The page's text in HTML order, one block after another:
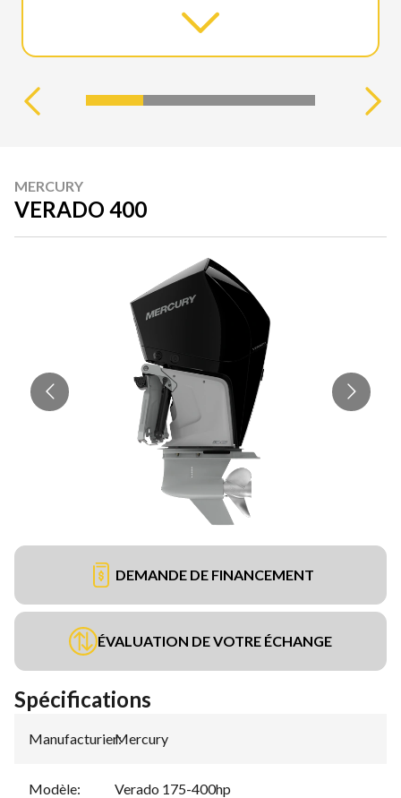
MERCURY
VERADO 400
DEMANDE DE FINANCEMENT
ÉVALUATION DE VOTRE ÉCHANGE
Spécifications
Manufacturier:
Mercury
Modèle: Verado 175-400hp